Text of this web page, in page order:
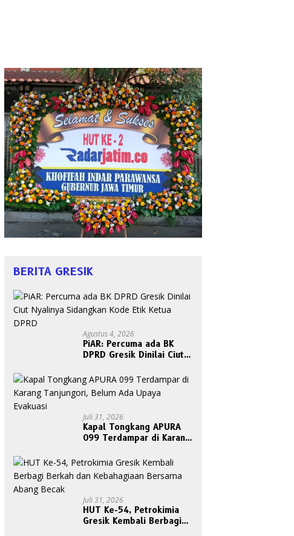
BERITA GRESIK
Agustus 4, 2026
PiAR: Percuma ada BK
DPRD Gresik Dinilai Ciut
Etik Ketua DPRD
Juli 31, 2026
Kapal Tongkang APURA
099 Terdampar di Karang
Upaya Evakuasi
Juli 31, 2026
HUT Ke-54, Petrokimia
Gresik Kembali Berbagi